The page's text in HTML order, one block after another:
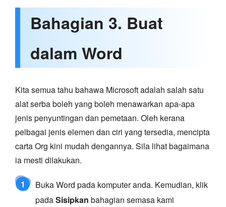
Bahagian 3. Buat
dalam Word
Kita semua tahu bahawa Microsoft adalah salah satu
alat serba boleh yang boleh menawarkan apa-apa
jenis penyuntingan dan pemetaan. Oleh kerana
pelbagai jenis elemen dan ciri yang tersedia, mencipta
carta Org kini mudah dengannya. Sila lihat bagaimana
ia mesti dilakukan.
1
Buka Word pada komputer anda. Kemudian, klik
padaSisipkan bahagian semasa kami